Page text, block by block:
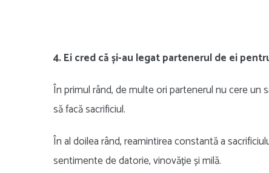
4. Ei cred că și-au legat partenerul de ei
În primul rând, de multe ori partenerul nu cere un
să facă sacrificiul.
În al doilea rând, reamintirea constantă a
sentimente de datorie, vinovăție și milă.